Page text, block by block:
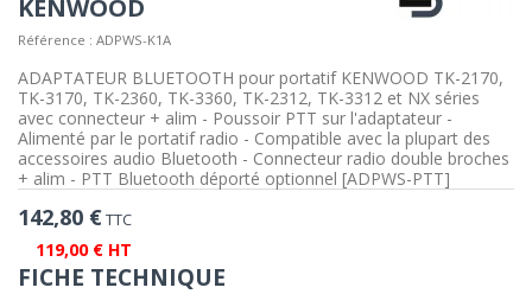
KENWOOD
Référence : ADPWS-K1A
ADAPTATEUR BLUETOOTH pour portatif KENWOOD TK-2170,
TK-3170, TK-2360, TK-3360, TK-2312, TK-3312 et NX séries
avec connecteur + alim - Poussoir PTT sur l'adaptateur -
Alimenté par le portatif radio - Compatible avec la plupart des
accessoires audio Bluetooth - Connecteur radio double broches
+ alim - PTT Bluetooth déporté optionnel [ADPWS-PTT]
142,80 €TTC
119,00 € HT
FICHE TECHNIQUE